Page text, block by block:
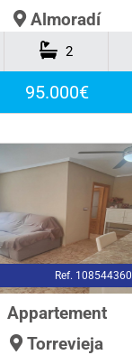
Almoradí
2
95.000€
Ref. 108544360
Appartement
Torrevieja